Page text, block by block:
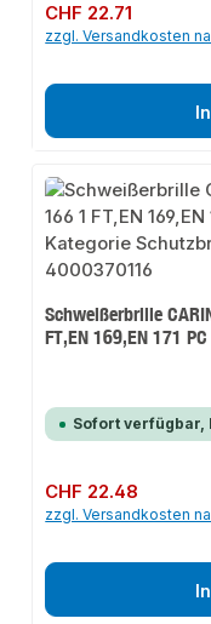
Regulärer Preis:
CHF 22.71
zzgl. Versandkosten
Schweißerbrille
FT,EN 169,EN 171
Sofort verfügbar,
Regulärer Preis:
CHF 22.48
zzgl. Versandkosten